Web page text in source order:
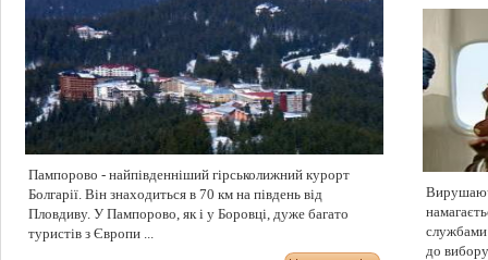
Пампорово - найпівденніший гірськолижний курорт
Болгарії. Він знаходиться в 70 км на південь від
Пловдиву. У Пампорово, як і у Боровці, дуже багато
туристів з Європи ...
службами
до